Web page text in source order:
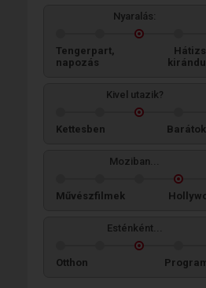
Nyaralás:
Tengerpart,
napozás
Kivel utazik?
Kettesben
Moziban...
Művészfilmek
Esténként...
Otthon